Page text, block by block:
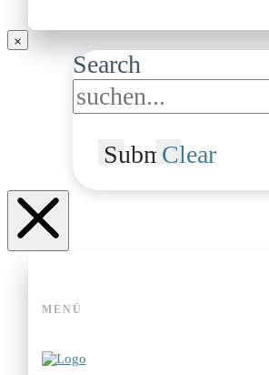
Search
SubmitClear
MENÜ